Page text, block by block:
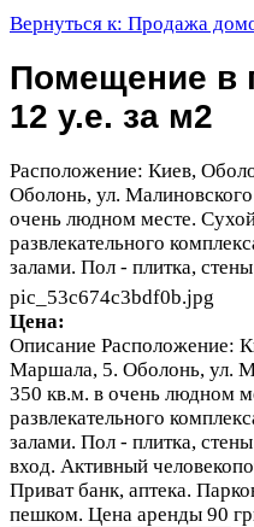
Вернуться к: Продажа
Помещение в
12 у.е. за м2
Расположение: Киев,
Оболонь, ул.
очень людном месте.
развлекательного
залами. Пол - плитка,
pic_53c674c3bdf0b.jpg
Цена:
Описание Расположение:
Маршала, 5. Оболонь, ул.
350 кв.м. в очень людном
развлекательного
залами. Пол - плитка,
вход. Активный
Приват банк, аптека.
пешком. Цена аренды 90